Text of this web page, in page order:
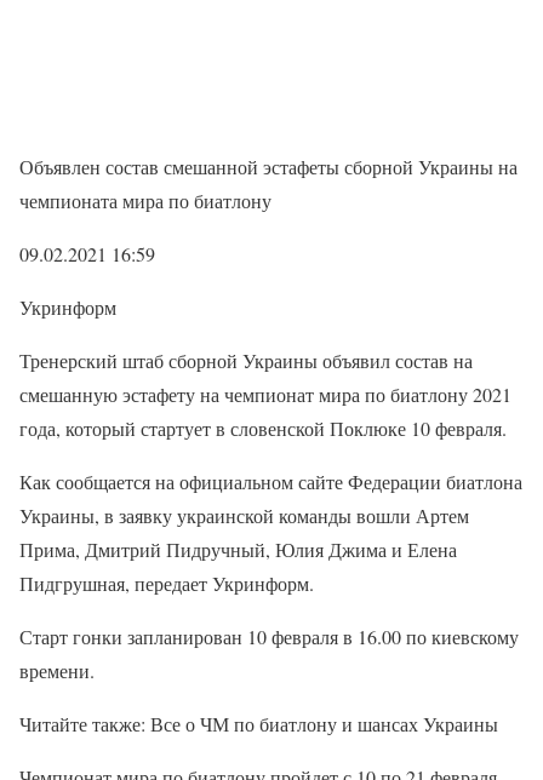
Объявлен состав смешанной эстафеты сборной Украины на
чемпионата мира по биатлону
09.02.2021 16:59
Укринформ
Тренерский штаб сборной Украины объявил состав на
смешанную эстафету на чемпионат мира по биатлону 2021
года, который стартует в словенской Поклюке 10 февраля.
Как сообщается на официальном сайте Федерации биатлона
Украины, в заявку украинской команды вошли Артем
Прима, Дмитрий Пидручный, Юлия Джима и Елена
Пидгрушная, передает Укринформ.
Старт гонки запланирован 10 февраля в 16.00 по киевскому
времени.
Читайте также: Все о ЧМ по биатлону и шансах Украины